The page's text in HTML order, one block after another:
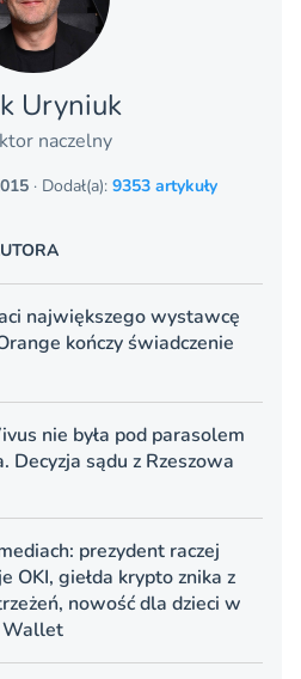
Uryniuk
naczelny
· Dodał(a): 9353 artykuły
największego wystawcę
kończy świadczenie
nie była pod parasolem
Decyzja sądu z Rzeszowa
prezydent raczej
OKI, giełda krypto znika z
nowość dla dzieci w
Wallet